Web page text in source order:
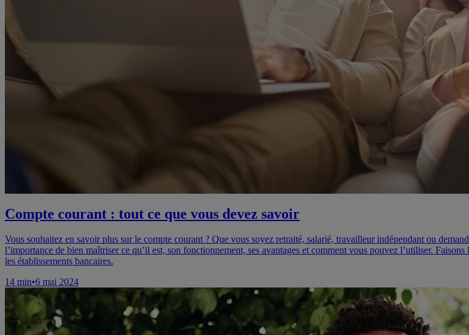
Compte courant : tout ce que vous devez savoir
Vous souhaitez en savoir plus sur le compte courant ? Que vous soyez retraité, salarié, travailleur indépendant ou
l’importance de bien maîtriser ce qu’il est, son fonctionnement, ses avantages et comment vous pouvez l’utiliser.
les établissements bancaires.
14 min•6 mai 2024